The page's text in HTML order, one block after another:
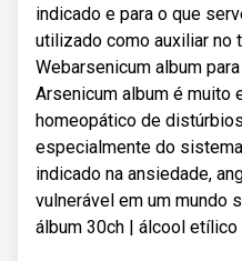
indicado e para o que
utilizado como auxiliar no
Webarsenicum album
Arsenicum album é muito
homeopático de
especialmente do
indicado na ansiedade,
vulnerável em um mundo
álbum 30ch | álcool etílico